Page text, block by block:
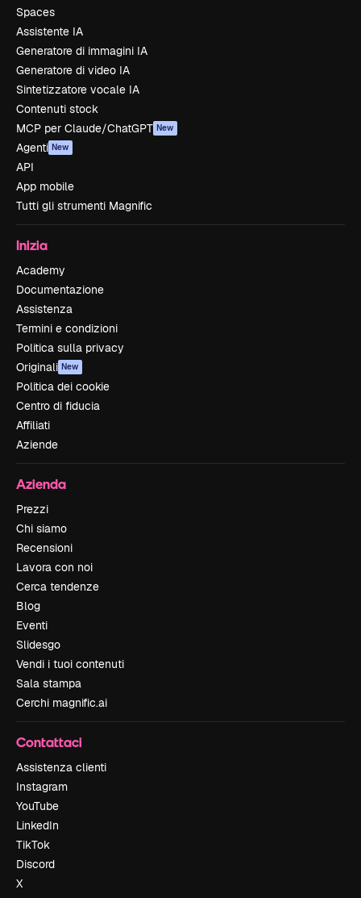
Spaces
Assistente IA
Generatore di immagini IA
Generatore di video IA
Sintetizzatore vocale IA
Contenuti stock
MCP per Claude/ChatGPT New
Agenti New
API
App mobile
Tutti gli strumenti Magnific
Inizia
Academy
Documentazione
Assistenza
Termini e condizioni
Politica sulla privacy
Originali New
Politica dei cookie
Centro di fiducia
Affiliati
Aziende
Azienda
Prezzi
Chi siamo
Recensioni
Lavora con noi
Cerca tendenze
Blog
Eventi
Slidesgo
Vendi i tuoi contenuti
Sala stampa
Cerchi magnific.ai
Contattaci
Assistenza clienti
Instagram
YouTube
LinkedIn
TikTok
Discord
X